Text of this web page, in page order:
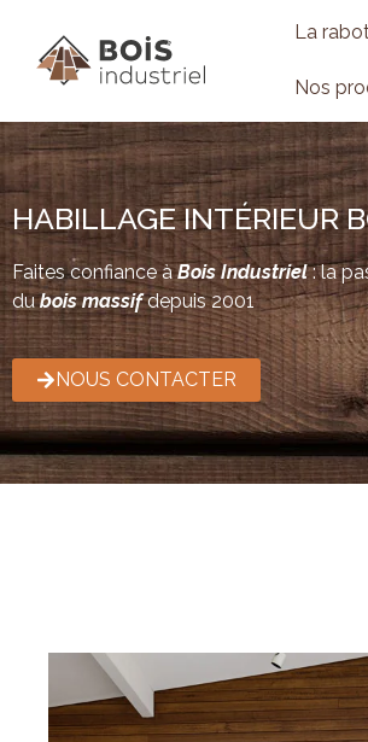
La
Nos
HABILLAGE INTÉRIEUR
Faites confiance àBois Industriel: la
dubois massif depuis 2001
NOUS CONTACTER